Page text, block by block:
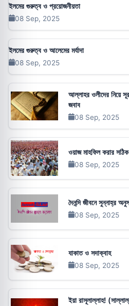
ইলমের গুরুত্ব ও প্রয়োজনীয়তা
08 Sep, 2025
ইলমের গুরুত্ব ও আলেমের মর্যাদা
08 Sep, 2025
আল্লাহর ওলীদের নিয়ে
জবাব
08 Sep, 2025
ওয়াজ মাহফিল করার
08 Sep, 2025
দৈনন্দি জীবনে সুন্নাহ্‌র
08 Sep, 2025
যাকাত ও সদাক্বাহ
08 Sep, 2025
ইয়া রাসূলাল্লাহ!